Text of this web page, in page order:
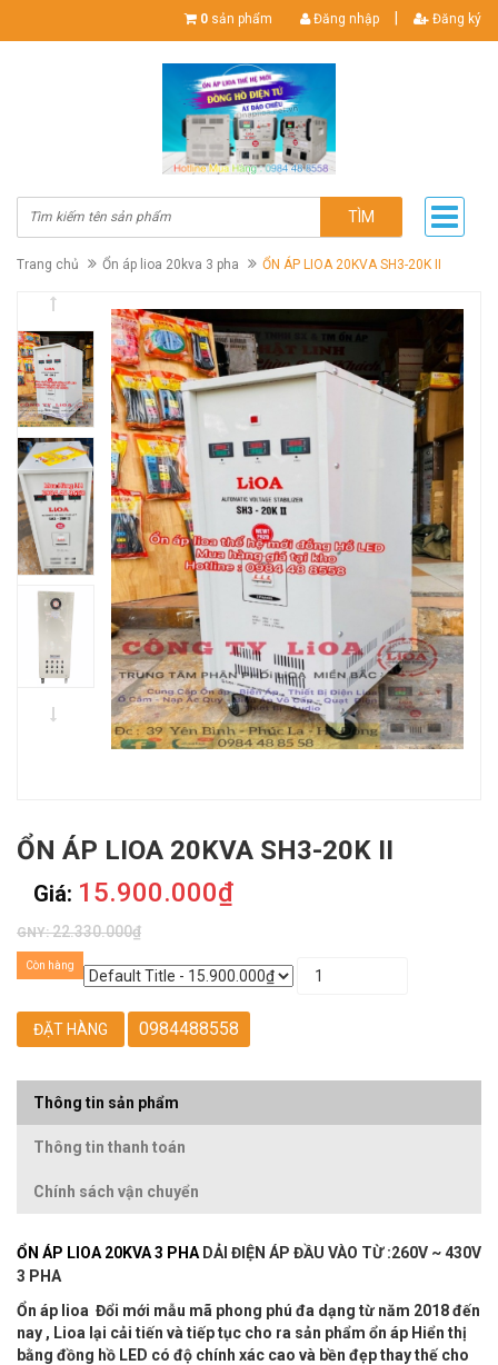
0 sản phẩm Đăng nhập Đăng ký
TÌM
Trang chủ Ổn áp lioa 20kva 3 pha ỔN ÁP LIOA 20KVA SH3-20K II
ỔN ÁP LIOA 20KVA SH3-20K II
Giá: 15.900.000₫
GNY:22.330.000₫
Còn hàng
ĐẶT HÀNG 0984488558
Thông tin sản phẩm
Thông tin thanh toán
Chính sách vận chuyển
ỔN ÁP LIOA 20KVA 3 PHA DẢI ĐIỆN ÁP ĐẦU VÀO TỪ :260V ~ 430V
3 PHA
Ổn áp lioa Đổi mới mẫu mã phong phú đa dạng từ năm 2018 đến
nay , Lioa lại cải tiến và tiếp tục cho ra sản phẩm ổn áp Hiển thị
bằng đồng hồ LED có độ chính xác cao và bền đẹp thay thế cho